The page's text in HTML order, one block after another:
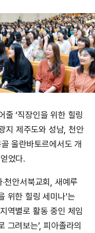
줄 ‘직장인을 위한 힐링
지 제주도와 성남, 천안
울란바토르에서도 개
었다.
천안서북교회, 새예루
위한 힐링 세미나’는
역별로 활동 중인 체임
그려보는’, 피아졸라의